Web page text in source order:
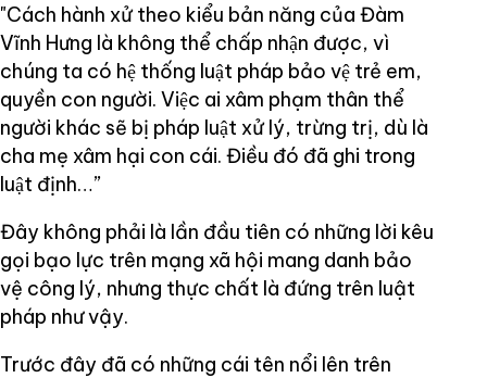
"Cách hành xử theo kiểu bản năng của Đàm
Vĩnh Hưng là không thể chấp nhận được, vì
chúng ta có hệ thống luật pháp bảo vệ trẻ em,
quyền con người. Việc ai xâm phạm thân thể
người khác sẽ bị pháp luật xử lý, trừng trị, dù là
cha mẹ xâm hại con cái. Điều đó đã ghi trong
luật định…”
Đây không phải là lần đầu tiên có những lời kêu
gọi bạo lực trên mạng xã hội mang danh bảo
vệ công lý, nhưng thực chất là đứng trên luật
pháp như vậy.
Trước đây đã có những cái tên nổi lên trên